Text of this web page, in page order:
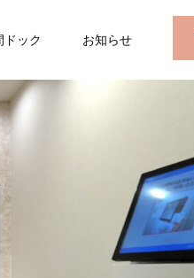
ドック お知らせ